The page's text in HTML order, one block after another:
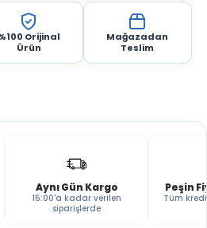
Orijinal
Ürün
Mağazadan
Teslim
Aynı Gün Kargo
15:00'a kadar verilen
siparişlerde
Peşin
Tüm